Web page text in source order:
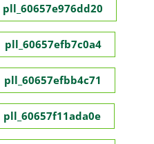
pll_60657e976dd20
pll_60657efb7c0a4
pll_60657efbb4c71
pll_60657f11ada0e